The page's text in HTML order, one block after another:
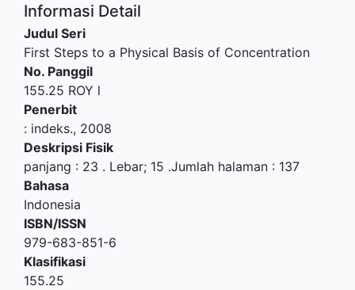
Informasi Detail
Judul Seri
First Steps to a Physical Basis of Concentration
No. Panggil
155.25 ROY l
Penerbit
: indeks., 2008
Deskripsi Fisik
panjang : 23 . Lebar; 15 .Jumlah halaman : 137
Bahasa
Indonesia
ISBN/ISSN
979-683-851-6
Klasifikasi
155.25